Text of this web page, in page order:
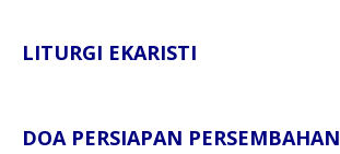
LITURGI EKARISTI
DOA PERSIAPAN PERSEMBAHAN